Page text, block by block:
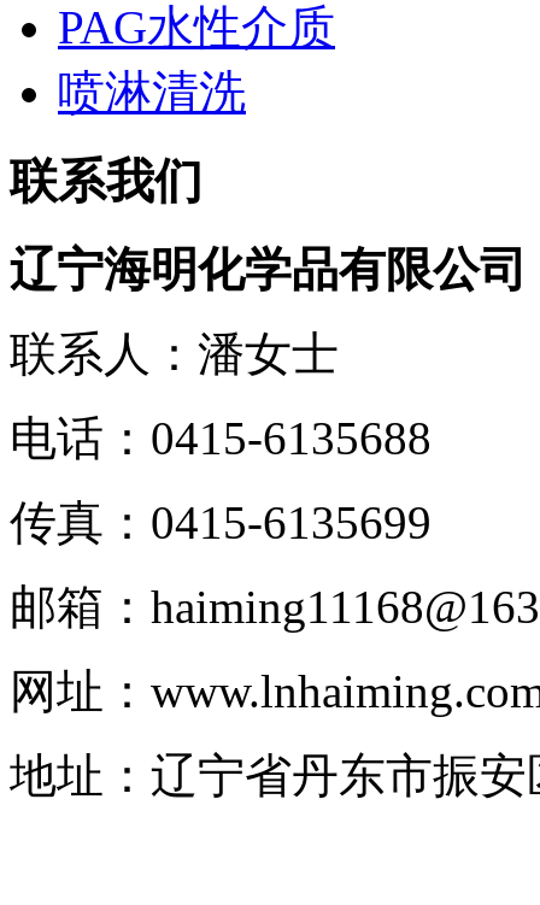
PAG水性介质
喷淋清洗
联系我们
辽宁海明化学品有限公司
联系人：潘女士
电话：0415-6135688
传真：0415-6135699
邮箱：
网址：
地址：辽宁省丹东市振